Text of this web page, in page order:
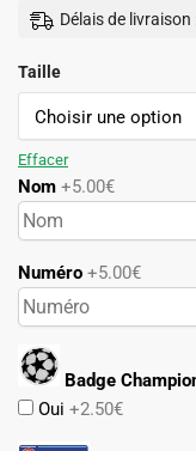
prix
79.90€.
prix
Délais de
Taille
Effacer
Nom +5.00€
Numéro +5.00€
Badge
Oui +2.50€